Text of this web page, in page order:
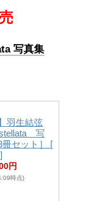
写真集
羽生結弦
写
セット］ [
円
時点)